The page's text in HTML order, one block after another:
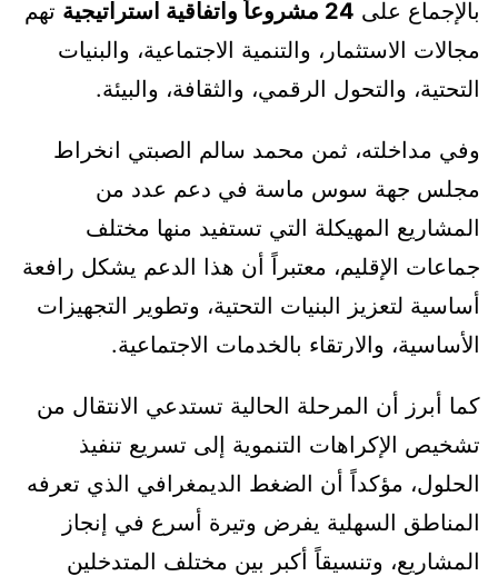
بالإجماع على 24 مشروعاً واتفاقية استراتيجية
تهم
مجالات الاستثمار، والتنمية الاجتماعية، والبنيات
التحتية، والتحول الرقمي، والثقافة، والبيئة.
وفي مداخلته، ثمن محمد سالم الصبتي انخراط
مجلس جهة سوس ماسة في دعم عدد من
المشاريع المهيكلة التي تستفيد منها مختلف
جماعات الإقليم، معتبراً أن هذا الدعم يشكل رافعة
أساسية لتعزيز البنيات التحتية، وتطوير التجهيزات
الأساسية، والارتقاء بالخدمات الاجتماعية.
كما أبرز أن المرحلة الحالية تستدعي الانتقال من
تشخيص الإكراهات التنموية إلى تسريع تنفيذ
الحلول، مؤكداً أن الضغط الديمغرافي الذي تعرفه
المناطق السهلية يفرض وتيرة أسرع في إنجاز
المشاريع، وتنسيقاً أكبر بين مختلف المتدخلين